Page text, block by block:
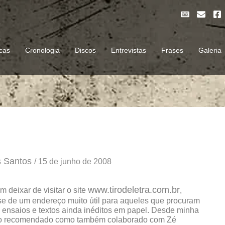
K
e
r
E
n
l
o
F
a
c
b
o
s
q
u
Cronologia Discos Entrevistas Frases Galeria
Santos / 15 de junho de 2008
deixar de visitar o site www.tirodeletra.com.br,
de um endereço muito útil para aqueles que procuram
e textos ainda inéditos em papel. Desde minha
como também colaborado com Zé